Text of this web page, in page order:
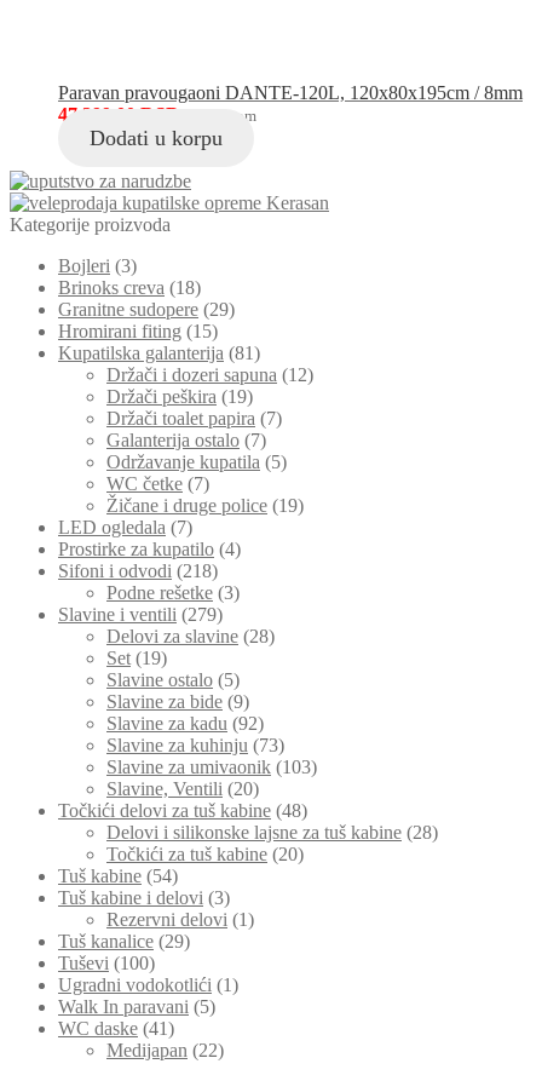
Paravan pravougaoni DANTE-120L, 120x80x195cm / 8mm
47,399.00 RSD sa PDV-om
Dodati u korpu
Kategorije proizvoda
Bojleri (3)
Brinoks creva (18)
Granitne sudopere (29)
Hromirani fiting (15)
Kupatilska galanterija (81)
Držači i dozeri sapuna (12)
Držači peškira (19)
Držači toalet papira (7)
Galanterija ostalo (7)
Održavanje kupatila (5)
WC četke (7)
Žičane i druge police (19)
LED ogledala (7)
Prostirke za kupatilo (4)
Sifoni i odvodi (218)
Podne rešetke (3)
Slavine i ventili (279)
Delovi za slavine (28)
Set (19)
Slavine ostalo (5)
Slavine za bide (9)
Slavine za kadu (92)
Slavine za kuhinju (73)
Slavine za umivaonik (103)
Slavine, Ventili (20)
Točkići delovi za tuš kabine (48)
Delovi i silikonske lajsne za tuš kabine (28)
Točkići za tuš kabine (20)
Tuš kabine (54)
Tuš kabine i delovi (3)
Rezervni delovi (1)
Tuš kanalice (29)
Tuševi (100)
Ugradni vodokotlići (1)
Walk In paravani (5)
WC daske (41)
Medijapan (22)